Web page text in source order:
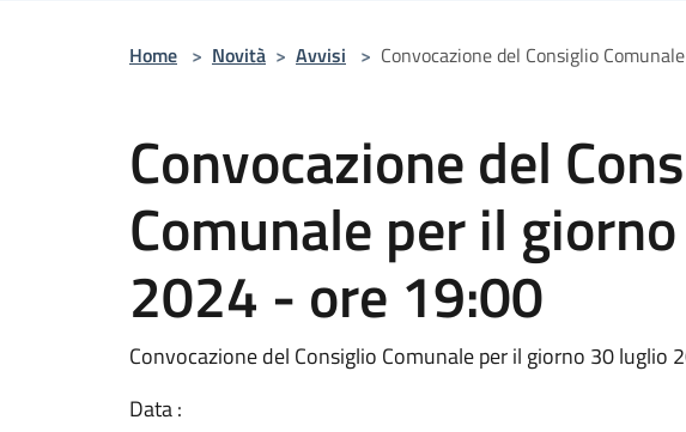
Home > Novità > Avvisi > Convocazione del Consiglio
Convocazione del
Comunale per il
2024 - ore 19:00
Convocazione del Consiglio Comunale per il giorno 30 luglio
Data :